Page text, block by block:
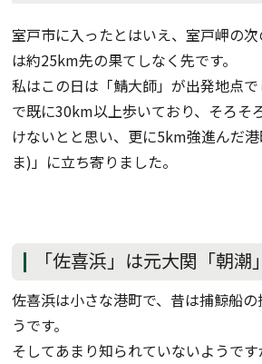
室戸市に入ったとはいえ、室戸岬の次
は約25km先の果てしなく先です。
私はこの日は「鯖大師」が出発地点
で既に30km以上歩いており、そろそ
けないとと思い、更に5km強進んだ
ま)」に立ち寄りました。
「佐喜浜」は元大関「朝潮
佐喜浜は小さな港町で、昔は捕鯨船
うです。
そしてあまり知られていないようで